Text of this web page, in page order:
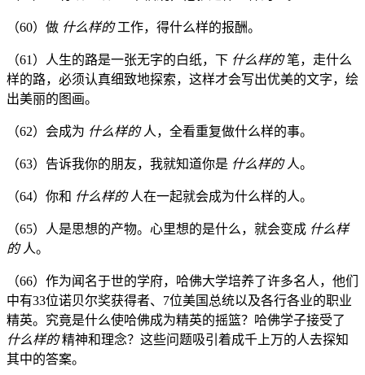
（60）做 什么样的工作，得什么样的报酬。
（61）人生的路是一张无字的白纸，下 什么样的笔，走什么
样的路，必须认真细致地探索，这样才会写出优美的文字，绘
出美丽的图画。
（62）会成为 什么样的 人，全看重复做什么样的事。
（63）告诉我你的朋友，我就知道你是 什么样的 人。
（64）你和 什么样的 人在一起就会成为什么样的人。
（65）人是思想的产物。心里想的是什么，就会变成 什么样
的 人。
（66）作为闻名于世的学府，哈佛大学培养了许多名人，他们
中有33位诺贝尔奖获得者、7位美国总统以及各行各业的职业
精英。究竟是什么使哈佛成为精英的摇篮？哈佛学子接受了
什么样的精神和理念？这些问题吸引着成千上万的人去探知
其中的答案。